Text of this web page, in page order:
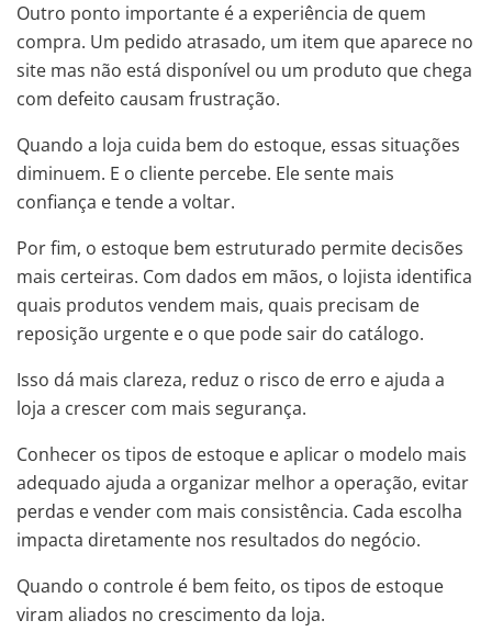
Outro ponto importante é a experiência de quem
compra. Um pedido atrasado, um item que aparece no
site mas não está disponível ou um produto que chega
com defeito causam frustração.
Quando a loja cuida bem do estoque, essas situações
diminuem. E o cliente percebe. Ele sente mais
confiança e tende a voltar.
Por fim, o estoque bem estruturado permite decisões
mais certeiras. Com dados em mãos, o lojista identifica
quais produtos vendem mais, quais precisam de
reposição urgente e o que pode sair do catálogo.
Isso dá mais clareza, reduz o risco de erro e ajuda a
loja a crescer com mais segurança.
Conhecer os tipos de estoque e aplicar o modelo mais
adequado ajuda a organizar melhor a operação, evitar
perdas e vender com mais consistência. Cada escolha
impacta diretamente nos resultados do negócio.
Quando o controle é bem feito, os tipos de estoque
viram aliados no crescimento da loja.